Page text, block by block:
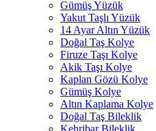
Gümüş Yüzük
Yakut Taşlı Yüzük
14 Ayar Altın Yüzük
Doğal Taş Kolye
Firuze Taşı Kolye
Akik Taşı Kolye
Kaplan Gözü Kolye
Gümüş Kolye
Altın Kaplama Kolye
Doğal Taş Bileklik
Kehribar Bileklik